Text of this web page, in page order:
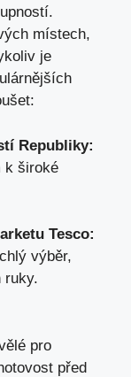
místech,
je
Republiky:
k široké
Tesco:
výběr,
ruky.
pro
před